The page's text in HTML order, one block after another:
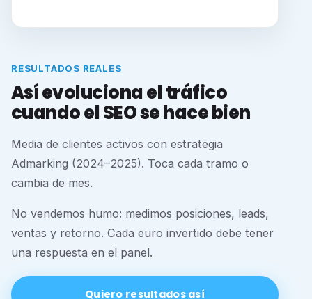
RESULTADOS REALES
Así evoluciona el tráfico
cuando el SEO se hace bien
Media de clientes activos con estrategia
Admarking (2024–2025). Toca cada tramo o
cambia de mes.
No vendemos humo: medimos posiciones, leads,
ventas y retorno. Cada euro invertido debe tener
una respuesta en el panel.
Quiero resultados así